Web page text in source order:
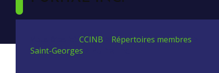
CCINB Répertoires membres
Saint-Georges